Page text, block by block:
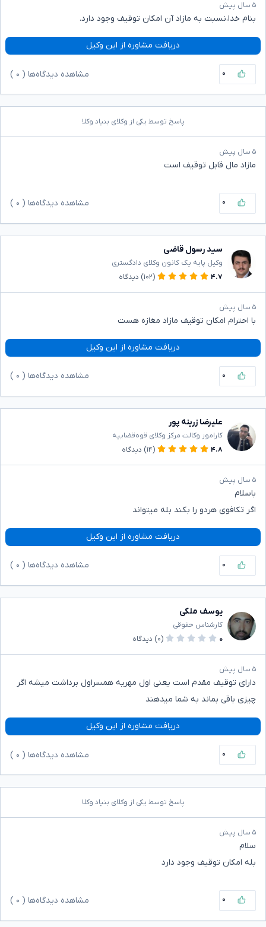
۵ سال پیش
بنام خدا،نسبت به مازاد آن امکان توقیف وجود دارد.
دریافت مشاوره از این وکیل
۰ مشاهده دیدگاه‌ها ( ۰
پاسخ توسط یکی از وکلای بنیاد وکلا
۵ سال پیش
مازاد مال قابل توقیف است
۰ مشاهده دیدگاه‌ها ( ۰
سید رسول قاضی
وکیل پایه یک کانون وکلای دادگستری
۴.۷
(۱۰۲) دیدگاه
۵ سال پیش
با احترام امکان توقیف مازاد مغازه هست
دریافت مشاوره از این وکیل
۰ مشاهده دیدگاه‌ها ( ۰
علیرضا زرینه پور
کاراموز وکالت مرکز وکلای قوه‌قضاییه
۴.۸
(۱۴) دیدگاه
۵ سال پیش
باسلام
اگر تکافوی هردو را بکند بله میتواند
دریافت مشاوره از این وکیل
۰ مشاهده دیدگاه‌ها ( ۰
یوسف ملکی
کارشناس حقوقی
۰
(۰) دیدگاه
۵ سال پیش
دارای توقیف مقدم است یعنی اول مهریه همسراول برداشت میشه اگر
چیزی باقی بماند به شما میدهند
دریافت مشاوره از این وکیل
۰ مشاهده دیدگاه‌ها ( ۰
پاسخ توسط یکی از وکلای بنیاد وکلا
۵ سال پیش
سلام
بله امکان توقیف وجود دارد
۰ مشاهده دیدگاه‌ها ( ۰